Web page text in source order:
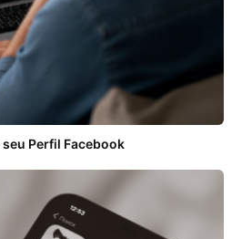
Perfil Facebook